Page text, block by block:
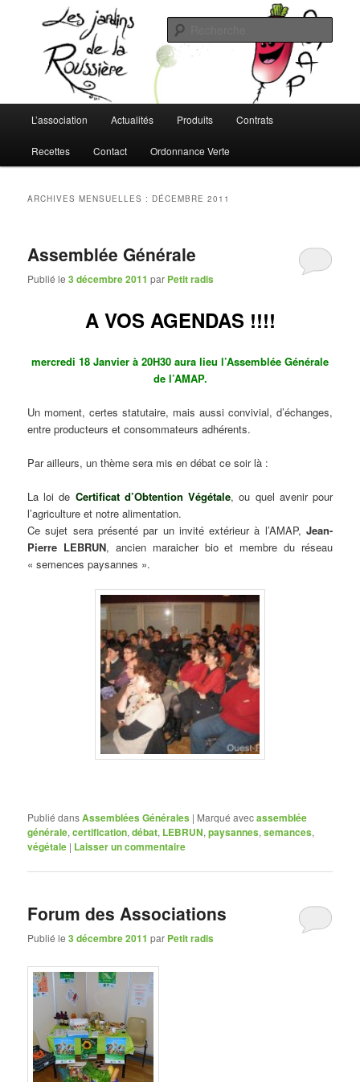
secondaireLes Jardins de la Roussière
L'AMAP de Montreuil-Juigné !
principal
L’association Actualités Produits Contrats
Recettes Contact Ordonnance Verte
ARCHIVES MENSUELLES : DÉCEMBRE 2011
Assemblée Générale
Publié le3 décembre 2011 par Petit radis
A VOS AGENDAS !!!!
mercredi 18 Janvier à 20H30 aura lieu l’Assemblée Générale
de l’AMAP.
Un moment, certes statutaire, mais aussi convivial, d’échanges,
entre producteurs et consommateurs adhérents.
Par ailleurs, un thème sera mis en débat ce soir là :
La loi de Certificat d’Obtention Végétale, ou quel avenir pour
l’agriculture et notre alimentation.
Ce sujet sera présenté par un invité extérieur à l’AMAP, Jean-
Pierre LEBRUN, ancien maraicher bio et membre du réseau
« semences paysannes ».
Publié dansAssemblées Générales | Marqué avecassemblée
générale,certification,débat, LEBRUN,paysannes,semances,
végétale | Laisser un commentaire
Forum des Associations
Publié le3 décembre 2011 par Petit radis